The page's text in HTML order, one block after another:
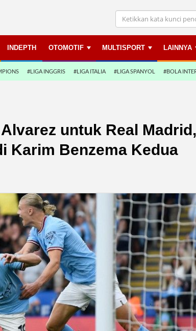
INDEPTH OTOMOTIF MULTISPORT LAINNYA
#LIGA INGGRIS #LIGA ITALIA #LIGA SPANYOL #BOLA
untuk Real Madrid,
Karim Benzema Kedua